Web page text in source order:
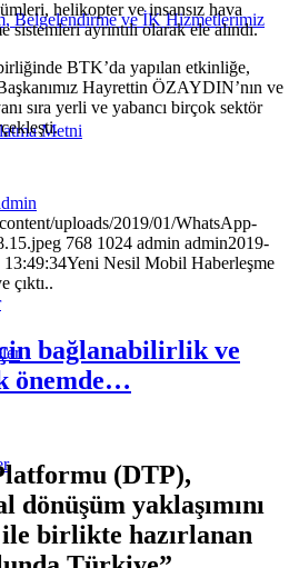
Belgelendirme ve İK Hizmetlerimiz
Metni
helikopter ve insansız hava
sistemleri ayrıntılı olarak ele alındı.
BTK’da yapılan etkinliğe,
Hayrettin ÖZAYDIN’nın ve
sıra yerli ve yabancı birçok sektör
uploads/2019/01/WhatsApp-
768 1024 admin admin2019-
13:49:34Yeni Nesil Mobil Haberleşme
çıktı..
bağlanabilirlik ve
önemde…
(DTP),
dönüşüm yaklaşımını
birlikte hazırlanan